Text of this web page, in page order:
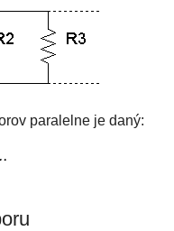
paralelne je daný: